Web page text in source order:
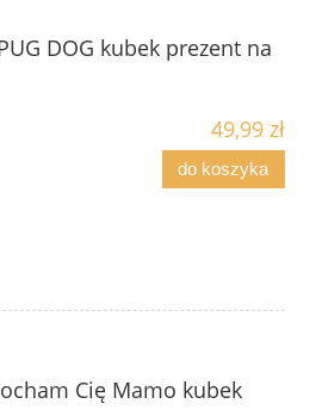
DOG kubek prezent na
49,99 zł
do koszyka
Cię Mamo kubek